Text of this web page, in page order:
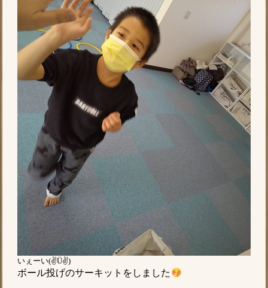
いぇーい(✌Ü✌)
ボール投げのサーキットをしました